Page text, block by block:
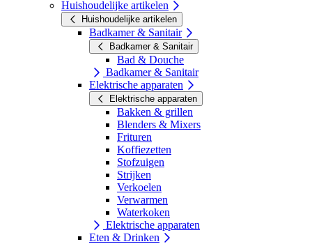
Huishoudelijke artikelen
Huishoudelijke artikelen
Badkamer & Sanitair
Badkamer & Sanitair
Bad & Douche
Badkamer & Sanitair
Elektrische apparaten
Elektrische apparaten
Bakken & grillen
Blenders & Mixers
Frituren
Koffiezetten
Stofzuigen
Strijken
Verkoelen
Verwarmen
Waterkoken
Elektrische apparaten
Eten & Drinken